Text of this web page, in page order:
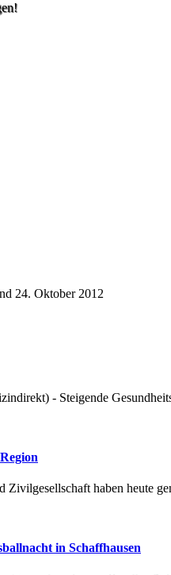
24. Oktober 2012
- Steigende
Zivilgesellschaft haben heute
in Schaffhausen